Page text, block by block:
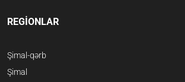
REGİONLAR
Şimal-qərb
Şimal